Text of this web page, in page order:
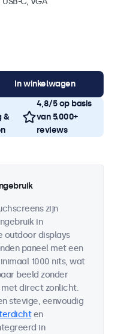
In winkelwagen
&
4,8/5 op basis
van 5.000+
reviews
zijn
in
outdoor displays
paneel met een
1000 nits, wat
beeld zonder
direct zonlicht.
stevige, eenvoudig
en
in